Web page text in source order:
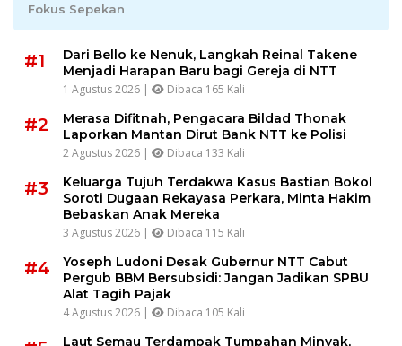
Fokus Sepekan
#1
Dari Bello ke Nenuk, Langkah Reinal Takene
Menjadi Harapan Baru bagi Gereja di NTT
1 Agustus 2026 | Dibaca 165 Kali
#2
Merasa Difitnah, Pengacara Bildad Thonak
Laporkan Mantan Dirut Bank NTT ke Polisi
2 Agustus 2026 | Dibaca 133 Kali
#3
Keluarga Tujuh Terdakwa Kasus Bastian Bokol
Soroti Dugaan Rekayasa Perkara, Minta Hakim
Bebaskan Anak Mereka
3 Agustus 2026 | Dibaca 115 Kali
#4
Yoseph Ludoni Desak Gubernur NTT Cabut
Pergub BBM Bersubsidi: Jangan Jadikan SPBU
Alat Tagih Pajak
4 Agustus 2026 | Dibaca 105 Kali
Laut Semau Terdampak Tumpahan Minyak,